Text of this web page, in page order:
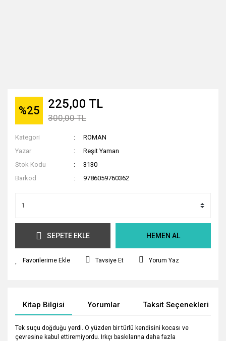
%25 225,00 TL
300,00 TL
Kategori
ROMAN
Yazar
Reşit Yaman
Stok Kodu
3130
Barkod
9786059760362
SEPETE EKLE HEMEN AL
Tavsiye Et Yorum Yaz
Kitap Bilgisi Yorumlar Taksit Seçenekleri
Tek suçu doğduğu yerdi. O yüzden bir türlü kendisini kocası ve
çevresine kabul ettiremiyordu. Irkçı baskılarına daha fazla